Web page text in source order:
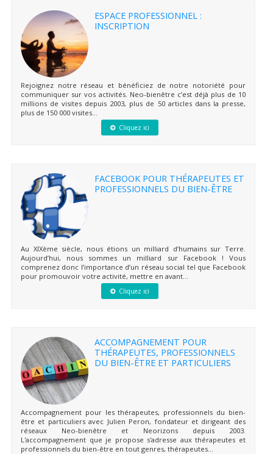
ESPACE PROFESSIONNEL :
INSCRIPTION
Rejoignez notre réseau et bénéficiez de notre notoriété pour
communiquer sur vos activités. Neo-bienêtre c’est déjà plus de 10
millions de visites depuis 2003, plus de 50 articles dans la presse,
plus de 150 000 visites...
Cliquez ici
FACEBOOK POUR THÉRAPEUTES ET
PROFESSIONNELS DU BIEN-ÊTRE
Au XIXème siècle, nous étions un milliard d’humains sur Terre.
Aujourd’hui, nous sommes un milliard sur Facebook ! Vous
comprenez donc l’importance d’un réseau social tel que Facebook
pour promouvoir votre activité, mettre en avant...
Cliquez ici
ACCOMPAGNEMENT POUR
THÉRAPEUTES, PROFESSIONNELS
DU BIEN-ÊTRE ET PARTICULIERS
Accompagnement pour les thérapeutes, professionnels du bien-
être et particuliers avec Julien Peron, fondateur et dirigeant des
réseaux Neo-bienêtre et Neorizons depuis 2003.
L'accompagnement que je propose s'adresse aux thérapeutes et
professionnels du bien-être en tout genres, thérapeutes...